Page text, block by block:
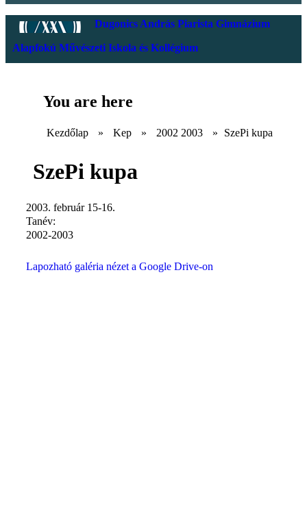
Dugonics András Piarista Gimnázium
Alapfokú Művészeti Iskola és Kollégium
You are here
Kezdőlap » Kep » 2002 2003 » SzePi kupa
SzePi kupa
2003. február 15-16.
Tanév:
2002-2003
Lapozható galéria nézet a Google Drive-on